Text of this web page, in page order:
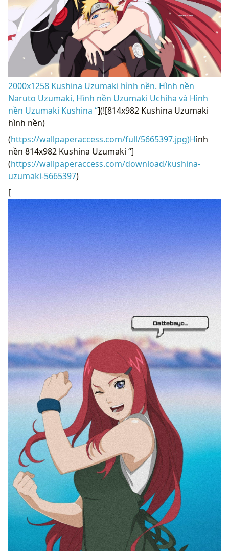
2000x1258 Kushina Uzumaki hình nền. Hình nền
Naruto Uzumaki, Hình nền Uzumaki Uchiha và Hình
nền Uzumaki Kushina “](![814x982 Kushina Uzumaki
hình nền)
(https://wallpaperaccess.com/full/5665397.jpg)Hình
nền 814x982 Kushina Uzumaki “]
(https://wallpaperaccess.com/download/kushina-
uzumaki-5665397)
[